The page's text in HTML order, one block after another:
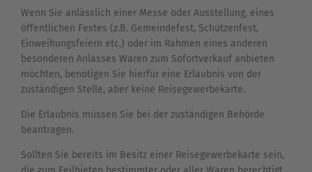
Wenn Sie anlässlich einer Messe oder Ausstellung, eines
öffentlichen Festes (z.B. Gemeindefest, Schützenfest,
Einweihungsfeiern etc.) oder im Rahmen eines anderen
besonderen Anlasses Waren zum Sofortverkauf anbieten
möchten, benötigen Sie hierfür eine Erlaubnis von der
zuständigen Stelle, aber keine Reisegewerbekarte.
Die Erlaubnis müssen Sie bei der zuständigen Behörde
beantragen.
Sollten Sie bereits im Besitz einer Reisegewerbekarte sein,